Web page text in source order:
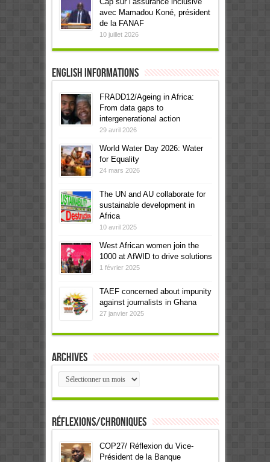
avec Mamadou Koné, président
de la FANAF
10 juillet 2026
English informations
FRADD12/Ageing in Africa:
From data gaps to
intergenerational action
29 avril 2026
World Water Day 2026: Water
for Equality
24 mars 2026
The UN and AU collaborate for
sustainable development in
Africa
10 avril 2025
West African women join the
1000 at AfWID to drive solutions
1 février 2025
TAEF concerned about impunity
against journalists in Ghana
27 janvier 2025
Archives
Archives
Réflexions/Chroniques
COP27/ Réflexion du Vice-
Président de la Banque